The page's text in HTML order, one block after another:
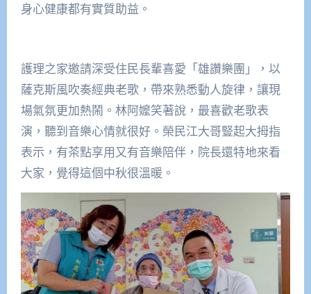
身心健康都有實質助益。
護理之家邀請深受住民長輩喜愛「雄讚樂團」，以
薩克斯風吹奏經典老歌，帶來熟悉動人旋律，讓現
場氣氛更加熱鬧。林阿嬤笑著說，最喜歡老歌表
演，聽到音樂心情就很好。榮民江大哥豎起大拇指
表示，有茶點享用又有音樂陪伴，院長還特地來看
大家，覺得這個中秋很溫暖。